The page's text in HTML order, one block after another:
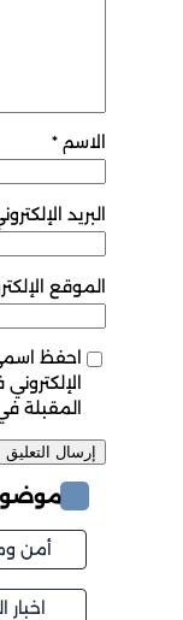
الاسم *
البريد
الموقع
احفظ
المقبلة
أمن
اخبار